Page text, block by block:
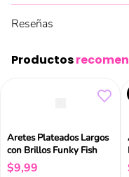
Reseñas
Productos
Aretes Plateados Largos
con Brillos Funky Fish
$9,99